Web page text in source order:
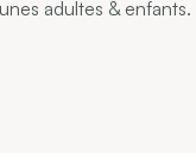
adultes & enfants.